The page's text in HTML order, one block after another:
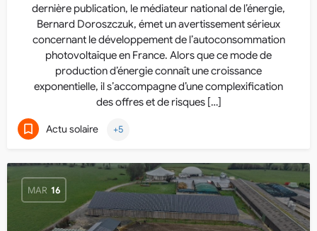
dernière publication, le médiateur national de l’énergie,
Bernard Doroszczuk, émet un avertissement sérieux
concernant le développement de l’autoconsommation
photovoltaïque en France. Alors que ce mode de
production d’énergie connaît une croissance
exponentielle, il s’accompagne d’une complexification
des offres et de risques […]
Actu solaire +5
MAR 16